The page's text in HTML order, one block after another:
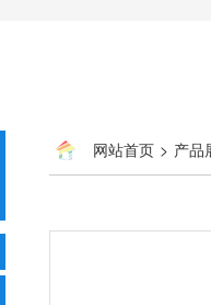
网站首页 > 产品